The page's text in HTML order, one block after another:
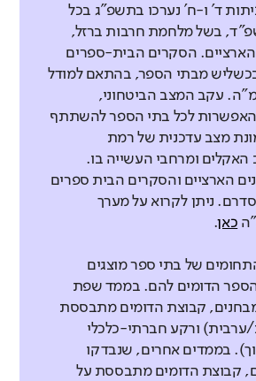
ד' ו-ח' נערכו בתשפ"ג בכל
בשל מלחמת חרבות ברזל,
הארציים. הסקרים הבית-ספרים
מבתי הספר, בהתאם למודל
עקב המצב הביטחוני,
לכל בתי הספר להשתתף
מצב עדכנית של רמת
האקלים ומרחבי העשייה בו.
הארציים והסקרים הבית ספרים
ניתן לקרוא על מערך
כאן.
של בתי ספר מוצגים
הדומים להם. בממד שפת
קבוצת הדומים מתבססת
ורקע חברתי-כלכלי
בממדים אחרים, שנבדקו
קבוצת הדומים מתבססת על